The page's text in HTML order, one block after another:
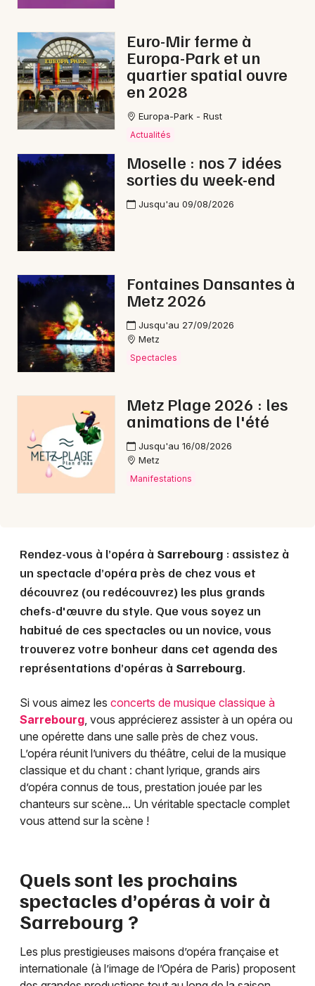
Opéra dans le Grand Est
Artistes en tournée
Actus à Sarrebourg
Magazine à Sarrebourg
57 - Moselle
Choisir mes départements
Mon email
Euro-Mir ferme à
Europa-Park et un
quartier spatial ouvre
en 2028
Europa-Park - Rust
Actualités
Moselle : nos 7 idées
sorties du week-end
Jusqu'au 09/08/2026
Fontaines Dansantes à
Metz 2026
Jusqu'au 27/09/2026
Metz
Spectacles
Metz Plage 2026 : les
animations de l'été
Jusqu'au 16/08/2026
Metz
Manifestations
Rendez-vous à l’opéra à Sarrebourg : assistez à
un spectacle d’opéra près de chez vous et
découvrez (ou redécouvrez) les plus grands
chefs-d'œuvre du style. Que vous soyez un
habitué de ces spectacles ou un novice, vous
trouverez votre bonheur dans cet agenda des
représentations d’opéras à Sarrebourg.
Si vous aimez les concerts de musique classique à
Sarrebourg, vous apprécierez assister à un opéra ou
une opérette dans une salle près de chez vous.
L’opéra réunit l’univers du théâtre, celui de la musique
classique et du chant : chant lyrique, grands airs
d’opéra connus de tous, prestation jouée par les
chanteurs sur scène... Un véritable spectacle complet
vous attend sur la scène !
Quels sont les prochains
spectacles d’opéras à voir à
Sarrebourg ?
Les plus prestigieuses maisons d’opéra française et
internationale (à l’image de l’Opéra de Paris) proposent